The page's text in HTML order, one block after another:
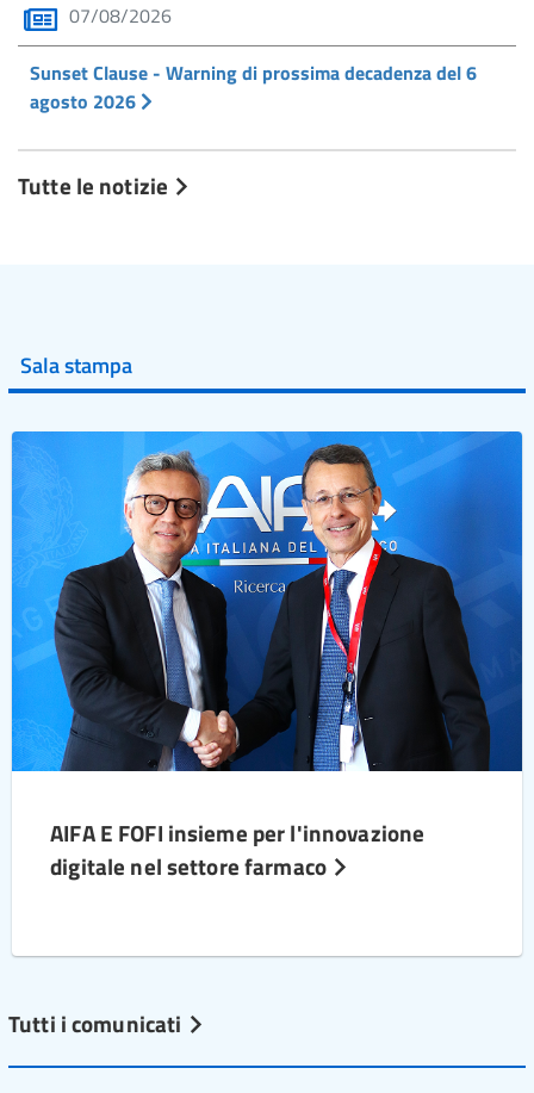
07/08/2026
Sunset Clause - Warning di prossima decadenza del 6
agosto 2026
Tutte le notizie
Sala stampa
AIFA E FOFI insieme per l'innovazione
digitale nel settore farmaco
Tutti i comunicati